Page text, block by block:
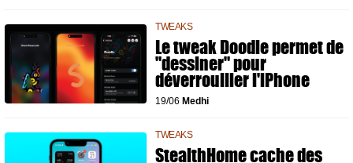
TWEAKS
Le tweak Doodle permet de
"dessiner" pour
déverrouiller l'iPhone
19/06 Medhi
TWEAKS
StealthHome cache des